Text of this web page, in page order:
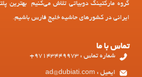
گروه مارکتینگ دوبیاتی تلاش می‌کنیم بهترین
ایرانی در کشورهای حاشیه خلیج فارس باشیم.
تماس با ما
شماره تماس : 97143449973+
ایمیل : ad@dubiati.com